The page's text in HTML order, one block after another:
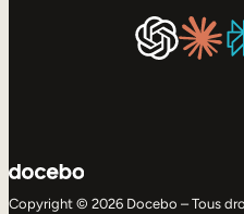
Copyright © 2026 Docebo – Tous